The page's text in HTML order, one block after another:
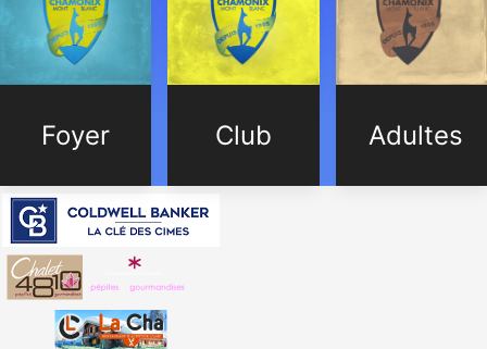
Foyer Club Adultes